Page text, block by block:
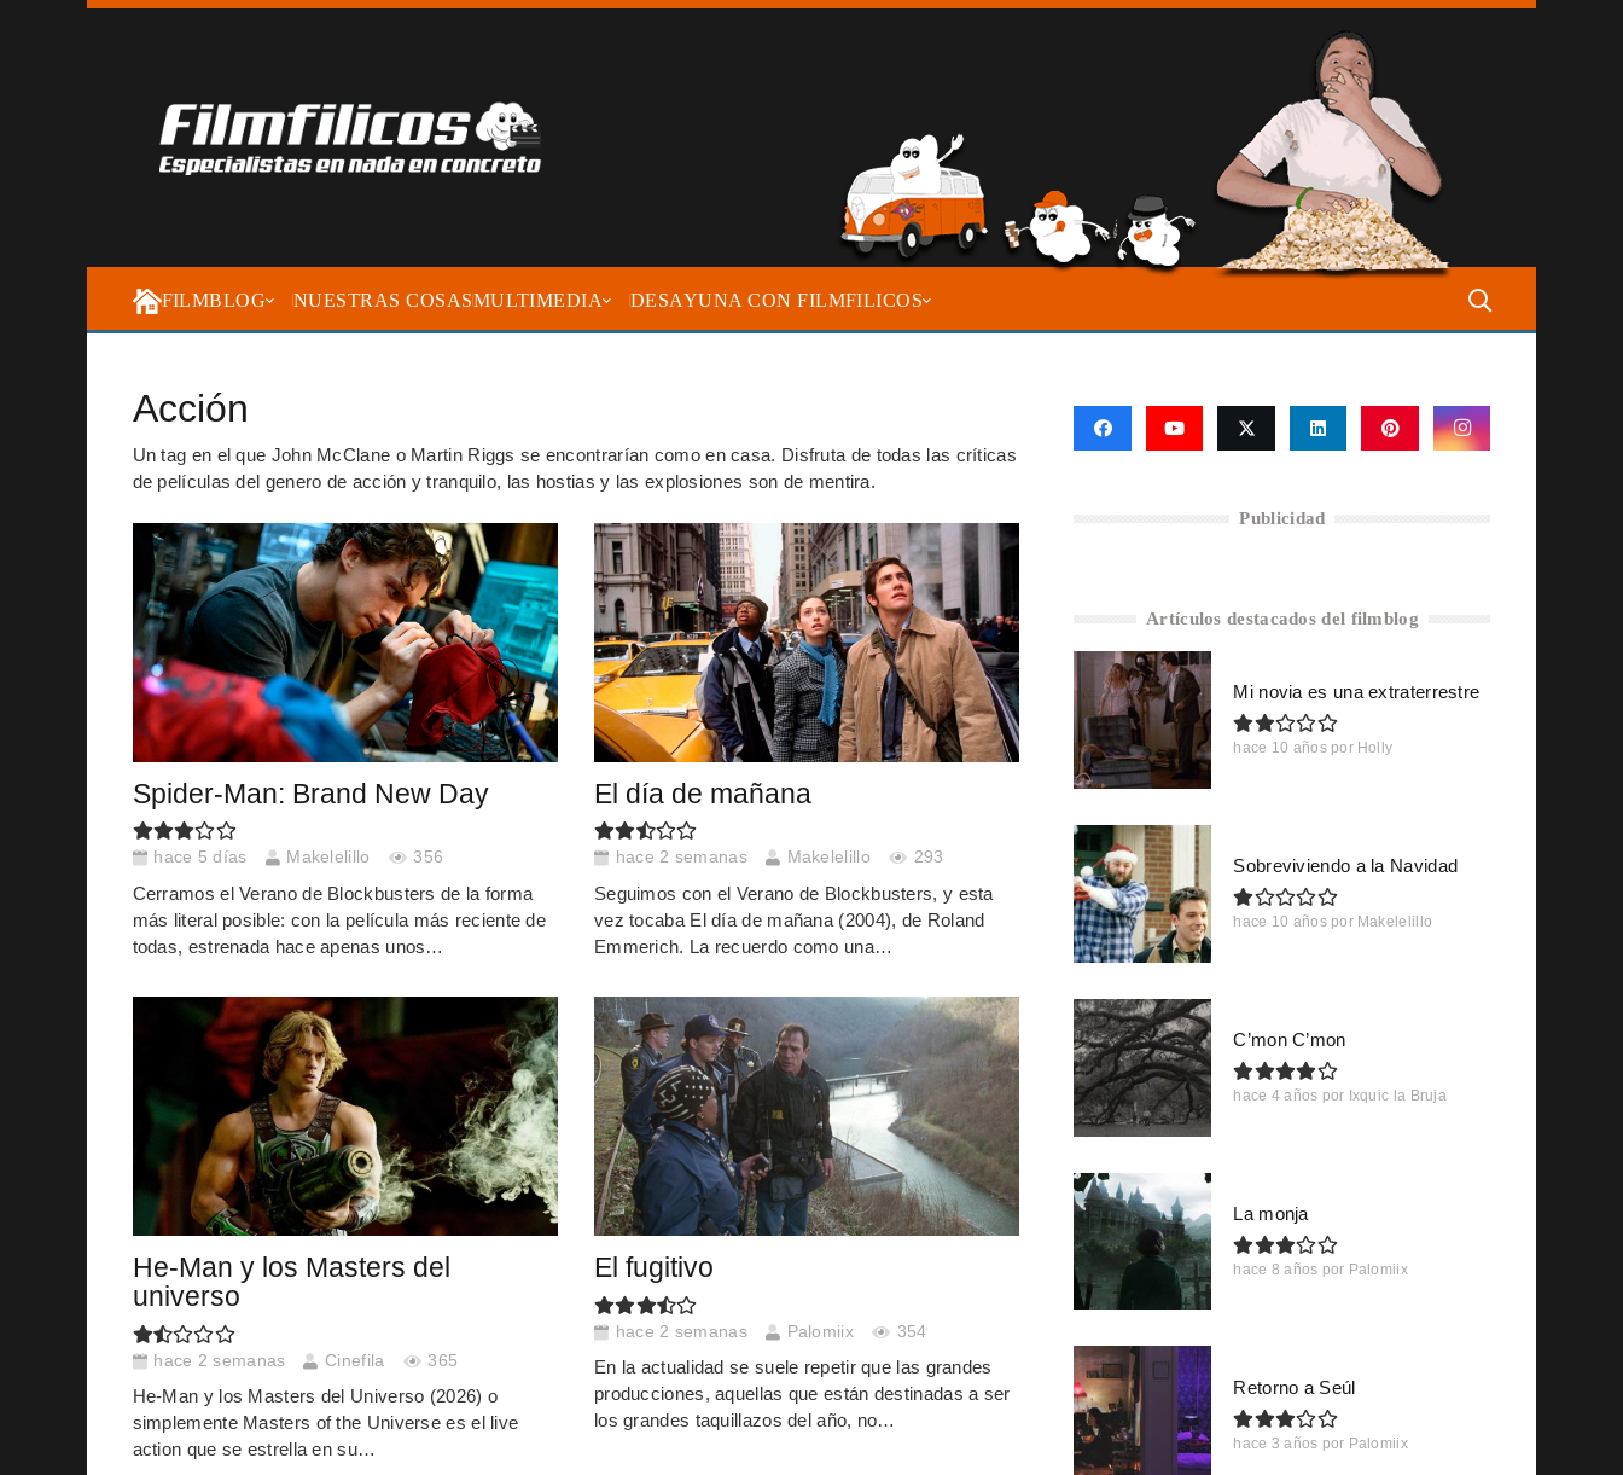
FILMBLOG NUESTRAS COSASMULTIMEDIA DESAYUNA CON FILMFILICOS
Acción
Un tag en el que John McClane o Martin Riggs se encontrarían como en casa. Disfruta de todas las críticas
de películas del genero de acción y tranquilo, las hostias y las explosiones son de mentira.
Spider-Man: Brand New Day
hace 5 días Makelelillo 356
Cerramos el Verano de Blockbusters de la forma
más literal posible: con la película más reciente de
todas, estrenada hace apenas unos…
El día de mañana
hace 2 semanas Makelelillo 293
Seguimos con el Verano de Blockbusters, y esta
vez tocaba El día de mañana (2004), de Roland
Emmerich. La recuerdo como una…
He-Man y los Masters del
universo
hace 2 semanas Cinefila 365
He-Man y los Masters del Universo (2026) o
simplemente Masters of the Universe es el live
action que se estrella en su…
El fugitivo
hace 2 semanas Palomiix 354
En la actualidad se suele repetir que las grandes
producciones, aquellas que están destinadas a ser
los grandes taquillazos del año, no…
Publicidad
Artículos destacados del filmblog
Mi novia es una extraterrestre
hace 10 años por Holly
Sobreviviendo a la Navidad
hace 10 años por Makelelillo
C’mon C’mon
hace 4 años por Ixquic la Bruja
La monja
hace 8 años por Palomiix
Retorno a Seúl
hace 3 años por Palomiix